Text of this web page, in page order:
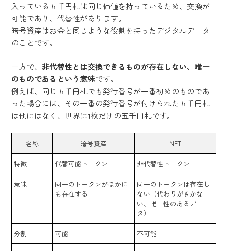
入っている五千円札は同じ価値を持っているため、交換が
可能であり、代替性があります。
暗号資産はお金と同じような役割を持ったデジタルデータ
のことです。
一方で、非代替性とは交換できるものが存在しない、唯一
のものであるという意味です。
例えば、同じ五千円札でも発行番号が一番初めのものであ
った場合には、その一番の発行番号が付けられた五千円札
は他にはなく、世界に1枚だけの五千円札です。
名称 暗号資産 NFT
特徴 代替可能トークン 非代替性トークン
意味
同一のトークンがほかに
も存在する
同一のトークンは存在し
ない（代わりがきかな
い、唯一性のあるデー
タ）
分割 可能 不可能